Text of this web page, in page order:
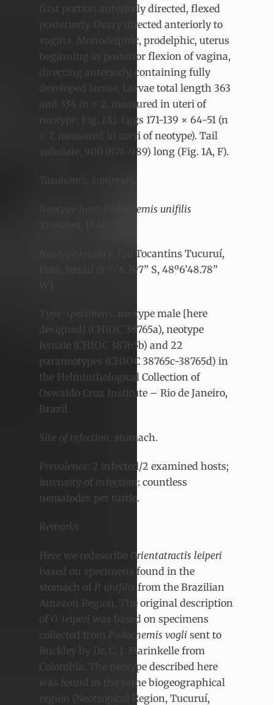
first portion anteriorly directed, flexed
posteriorly. Ovary directed anteriorly to
vagina. Monodelphic, prodelphic, uterus
beginning in posterior flexion of vagina,
directing anteriorly, containing fully
developed larvae. Larvae total length 363
and 334 (n = 2, measured in uteri of
neotype; Fig. 1A). Eggs 171-139 × 64-51 (n
= 7, measured in uteri of neotype). Tail
subulate, 900 (874-989) long (Fig. 1A, F).
Taxonomic Summary
Podocnemis unifilis
Rio Tocantins Tucuruí,
Pará, Brazil (8º5’8.797” S, 48º6’48.78”
neotype male [here
designed] (CHIOC 38765a), neotype
female (CHIOC 38765b) and 22
paraneotypes (CHIOC 38765c-38765d) in
the Helminthological Collection of
Oswaldo Cruz Institute – Rio de Janeiro,
Brazil.
Site of infection: stomach.
Prevalence: 2 infected/2 examined hosts;
intensity of infection: countless
nematodes per turtle.
Remarks
Here we redescribe Orientatractis leiperi
based on specimens found in the
stomach of P. unifilis from the Brazilian
Amazon Region. The original description
of O. leiperi was based on specimens
collected from Podocnemis vogli sent to
Buckley by Dr. C. J. Marinkelle from
Colombia. The neotype described here
was found in the same biogeographical
region (Neotropical Region, Tucuruí,